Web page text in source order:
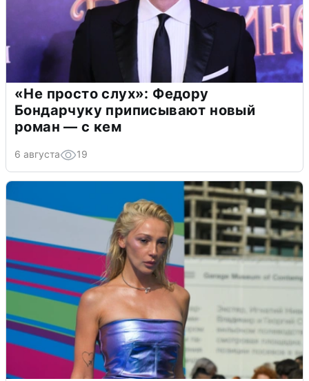
«Не просто слух»: Федору
Бондарчуку приписывают новый
роман — с кем
6 августа 19